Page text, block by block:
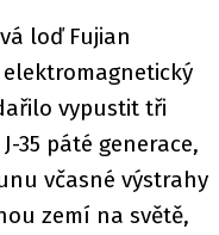
loď Fujian
vypustit tři
35 páté generace,
včasné výstrahy
zemí na světě,